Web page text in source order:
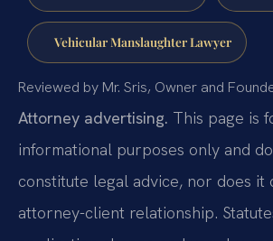
Vehicular Manslaughter Lawyer
Reviewed by Mr. Sris, Owner and
Attorney advertising. This page is
informational purposes only and
constitute legal advice, nor does it
attorney-client relationship.